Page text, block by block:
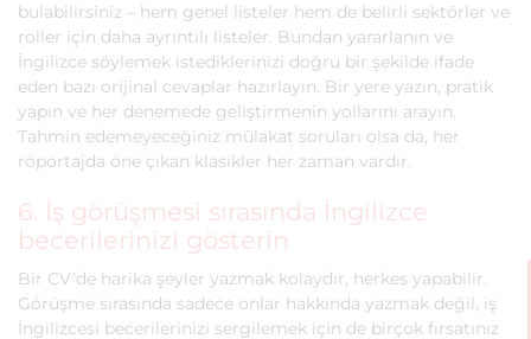
bulabilirsiniz – hem genel listeler hem de belirli sektörler ve
roller için daha ayrıntılı listeler. Bundan yararlanın ve
İngilizce söylemek istediklerinizi doğru bir şekilde ifade
eden bazı orijinal cevaplar hazırlayın. Bir yere yazın, pratik
yapın ve her denemede geliştirmenin yollarını arayın.
Tahmin edemeyeceğiniz mülakat soruları olsa da, her
röportajda öne çıkan klasikler her zaman vardır.
6. İş görüşmesi sırasında İngilizce
becerilerinizi gösterin
Bir CV’de harika şeyler yazmak kolaydır, herkes yapabilir.
Görüşme sırasında sadece onlar hakkında yazmak değil, iş
İngilizcesi becerilerinizi sergilemek için de birçok fırsatınız